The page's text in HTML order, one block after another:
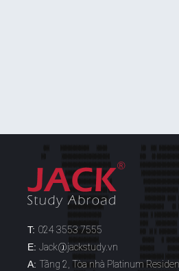
T: 024 3553 7555
E: Jack@jackstudy.vn
A: Tầng 2, Tòa nhà Platinum